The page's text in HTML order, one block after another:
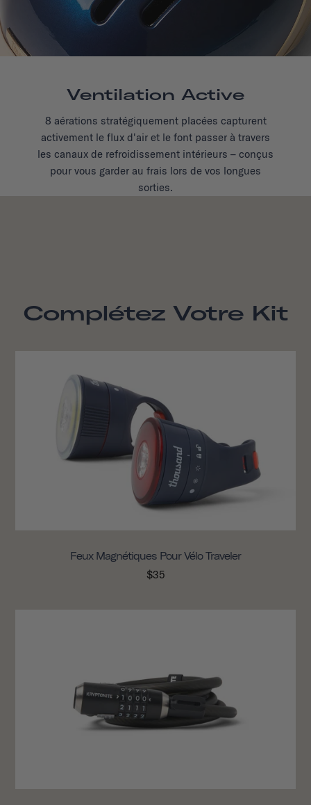
Ventilation Active
8 aérations stratégiquement placées capturent
activement le flux d'air et le font passer à travers
les canaux de refroidissement intérieurs – conçus
pour vous garder au frais lors de vos longues
sorties.
Complétez Votre Kit
Feux Magnétiques Pour Vélo Traveler
$35